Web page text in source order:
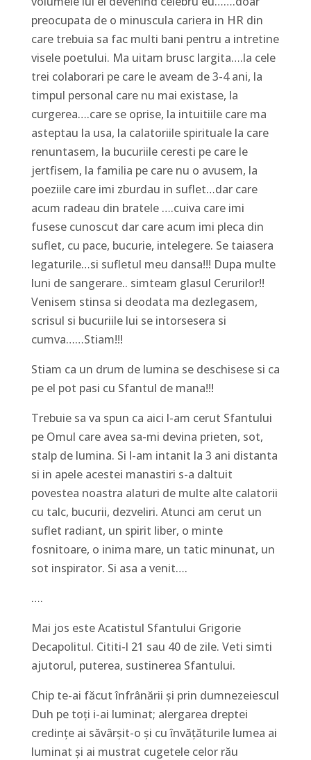
preocupata de o minuscula cariera in HR din
care trebuia sa fac multi bani pentru a intretine
visele poetului. Ma uitam brusc largita….la cele
trei colaborari pe care le aveam de 3-4 ani, la
timpul personal care nu mai existase, la
curgerea….care se oprise, la intuitiile care ma
asteptau la usa, la calatoriile spirituale la care
renuntasem, la bucuriile ceresti pe care le
jertfisem, la familia pe care nu o avusem, la
poeziile care imi zburdau in suflet…dar care
acum radeau din bratele ….cuiva care imi
fusese cunoscut dar care acum imi pleca din
suflet, cu pace, bucurie, intelegere. Se taiasera
legaturile…si sufletul meu dansa!!! Dupa multe
luni de sangerare.. simteam glasul Cerurilor!!
Venisem stinsa si deodata ma dezlegasem,
scrisul si bucuriile lui se intorsesera si
cumva……Stiam!!!
Stiam ca un drum de lumina se deschisese si ca
pe el pot pasi cu Sfantul de mana!!!
Trebuie sa va spun ca aici l-am cerut Sfantului
pe Omul care avea sa-mi devina prieten, sot,
stalp de lumina. Si l-am intanit la 3 ani distanta
si in apele acestei manastiri s-a daltuit
povestea noastra alaturi de multe alte calatorii
cu talc, bucurii, dezveliri. Atunci am cerut un
suflet radiant, un spirit liber, o minte
fosnitoare, o inima mare, un tatic minunat, un
sot inspirator. Si asa a venit….
….
Mai jos este Acatistul Sfantului Grigorie
Decapolitul. Cititi-l 21 sau 40 de zile. Veti simti
ajutorul, puterea, sustinerea Sfantului.
Chip te-ai făcut înfrânării şi prin dumnezeiescul
Duh pe toţi i-ai luminat; alergarea dreptei
credinţe ai săvârşit-o şi cu învăţăturile lumea ai
luminat şi ai mustrat cugetele celor rău